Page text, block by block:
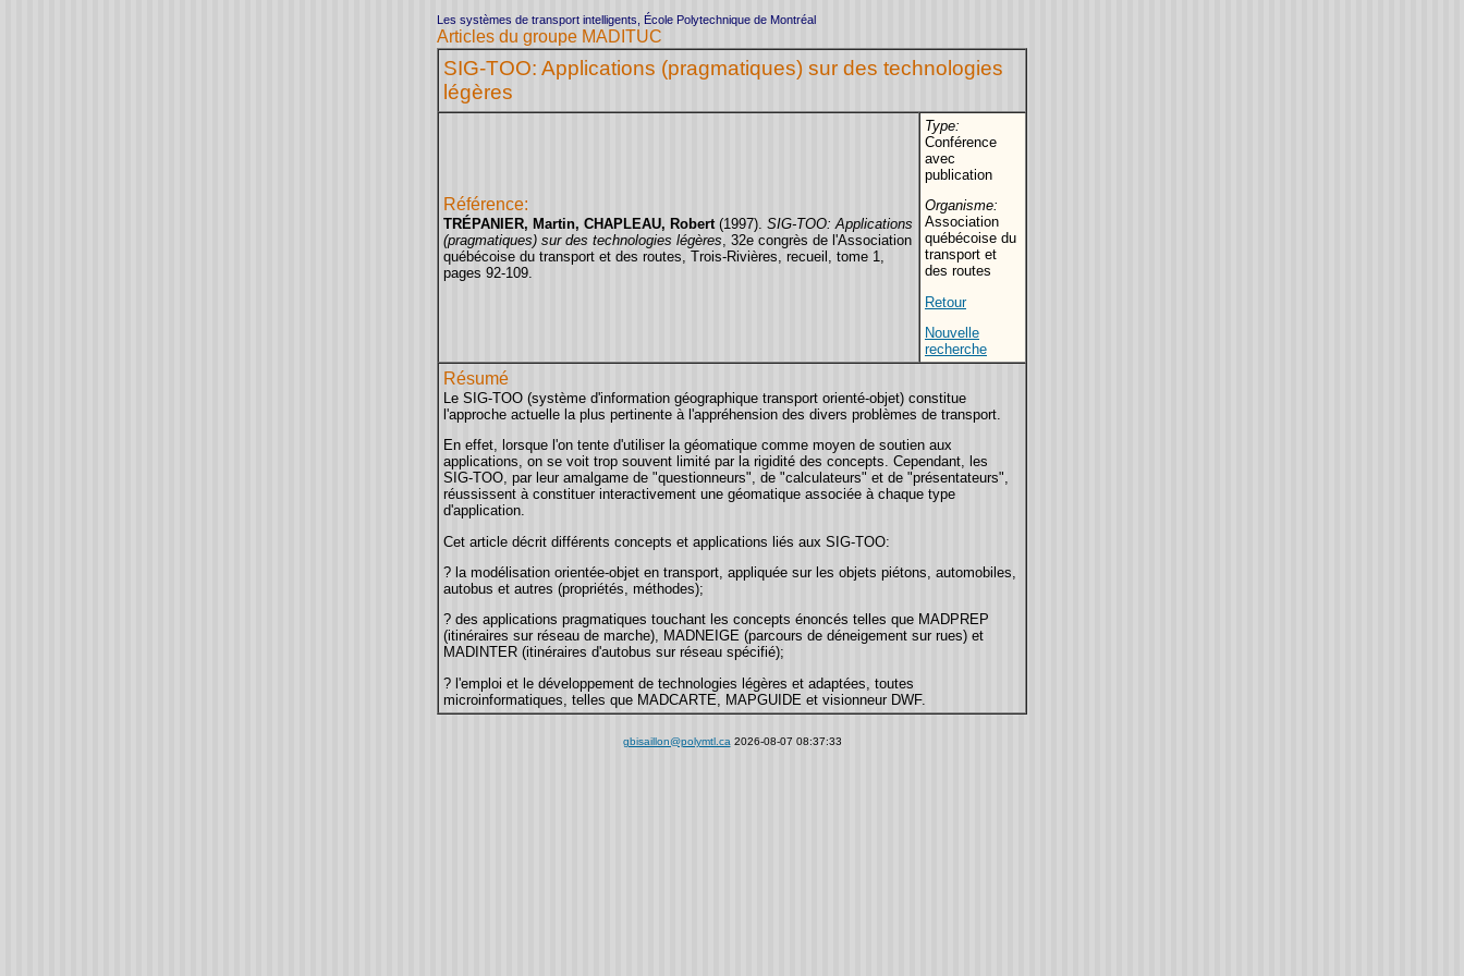
Les systèmes de transport intelligents, École Polytechnique de Montréal
Articles du groupe MADITUC
SIG-TOO: Applications (pragmatiques) sur des technologies
légères
Référence:
TRÉPANIER, Martin, CHAPLEAU, Robert (1997). SIG-TOO: Applications
(pragmatiques) sur des technologies légères, 32e congrès de l'Association
québécoise du transport et des routes, Trois-Rivières, recueil, tome 1,
pages 92-109.
Type:
Conférence
avec
publication
Organisme:
Association
québécoise du
transport et
des routes
Retour
Nouvelle
recherche
Résumé
Le SIG-TOO (système d'information géographique transport orienté-objet) constitue
l'approche actuelle la plus pertinente à l'appréhension des divers problèmes de transport.
En effet, lorsque l'on tente d'utiliser la géomatique comme moyen de soutien aux
applications, on se voit trop souvent limité par la rigidité des concepts. Cependant, les
SIG-TOO, par leur amalgame de "questionneurs", de "calculateurs" et de "présentateurs",
réussissent à constituer interactivement une géomatique associée à chaque type
d'application.
Cet article décrit différents concepts et applications liés aux SIG-TOO:
? la modélisation orientée-objet en transport, appliquée sur les objets piétons, automobiles,
autobus et autres (propriétés, méthodes);
? des applications pragmatiques touchant les concepts énoncés telles que MADPREP
(itinéraires sur réseau de marche), MADNEIGE (parcours de déneigement sur rues) et
MADINTER (itinéraires d'autobus sur réseau spécifié);
? l'emploi et le développement de technologies légères et adaptées, toutes
microinformatiques, telles que MADCARTE, MAPGUIDE et visionneur DWF.
gbisaillon@polymtl.ca 2026-08-07 08:37:33